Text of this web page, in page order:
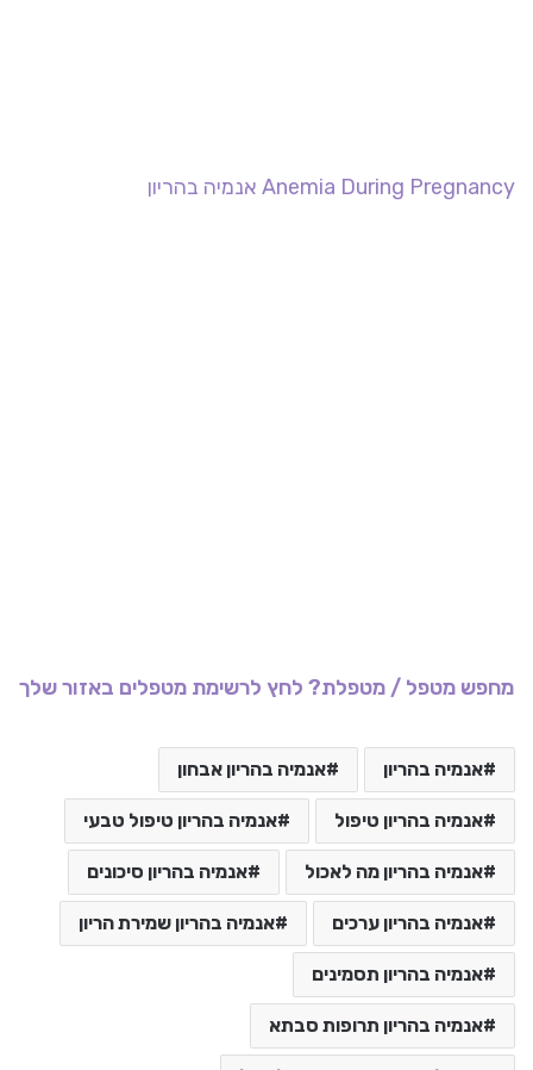
Anemia During Pregnancy אנמיה בהריון
מחפש מטפל / מטפלת? לחץ לרשימת מטפלים באזור שלך
אנמיה בהריון אנמיה בהריון אבחון
אנמיה בהריון טיפול אנמיה בהריון טיפול טבעי
אנמיה בהריון מה לאכול אנמיה בהריון סיכונים
אנמיה בהריון ערכים אנמיה בהריון שמירת הריון
אנמיה בהריון תסמינים
אנמיה בהריון תרופות סבתא